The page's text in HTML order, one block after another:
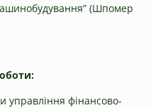
(Шпомер
управління фінансово-